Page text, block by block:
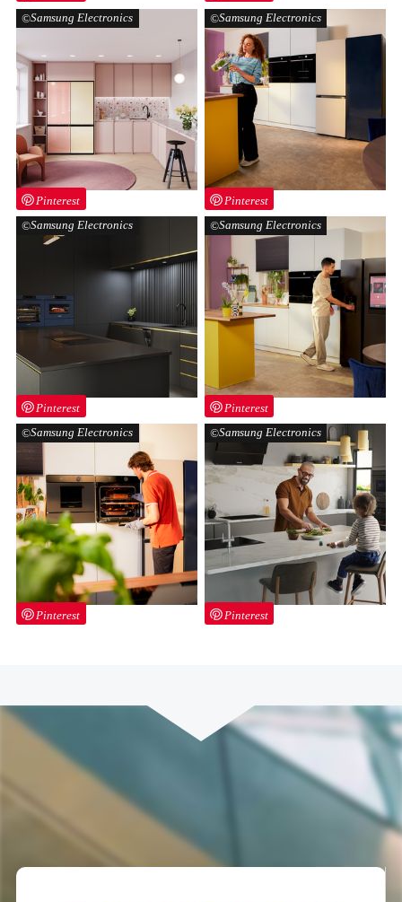
Samsung Electronics
Pinterest
Samsung Electronics
Pinterest
Samsung Electronics
Pinterest
Samsung Electronics
Pinterest
Samsung Electronics
Pinterest
Samsung Electronics
Pinterest